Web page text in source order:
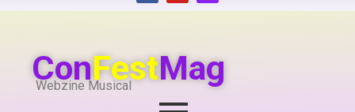
ConFestMag
Webzine Musical